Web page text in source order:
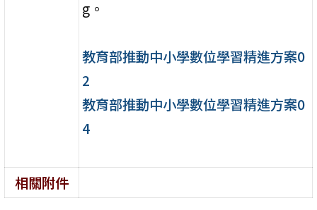
g。
教育部推動中小學數位學習精進方案0
2
教育部推動中小學數位學習精進方案0
4
相關附件